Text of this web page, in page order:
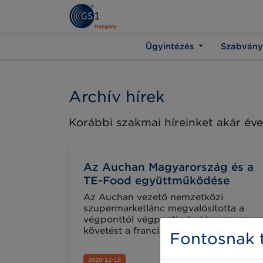
Ügyintézés
Archív hírek
Korábbi szakmai híreinket akár
Az Auchan Magyarország és a
TE-Food együttműködése
Az Auchan vezető nemzetközi
szupermarketlánc megvalósította a
végponttól végpontig tartó nyomon
követést a franciaországi, a
portugáliai és a romániai telephelyein.
Ezeket a bevezetéseket követően
2020-12-15
Fontosnak